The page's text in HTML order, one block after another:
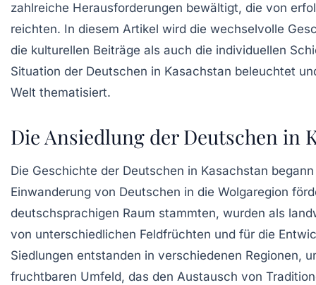
zahlreiche Herausforderungen bewältigt, die von
reichten. In diesem Artikel wird die wechselvolle
die kulturellen Beiträge als auch die individuellen
Situation der Deutschen in Kasachstan beleuchtet
Welt thematisiert.
Die Ansiedlung der Deutschen in
Die Geschichte der Deutschen in Kasachstan
Einwanderung von Deutschen in die Wolgaregion
deutschsprachigen Raum stammten, wurden als
von unterschiedlichen Feldfrüchten und für die
Siedlungen entstanden in verschiedenen Regionen,
fruchtbaren Umfeld, das den Austausch von